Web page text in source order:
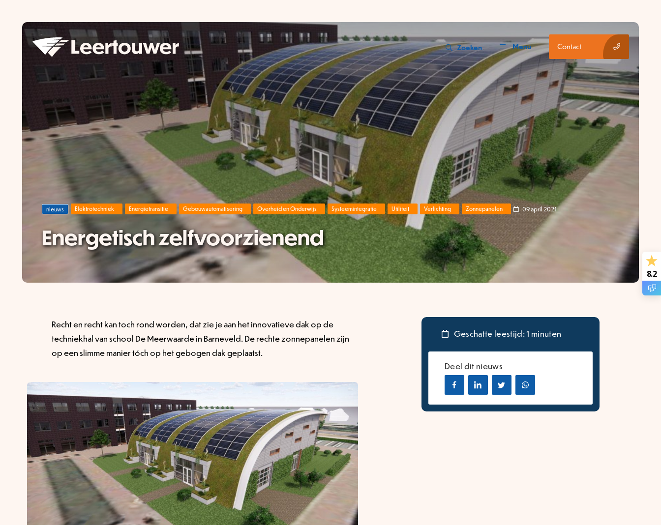
Zoeken Menu Contact
Energetisch zelfvoorzienend
nieuws Elektrotechniek Energietransitie Gebouwautomatisering Overheid en Onderwijs Systeemintegratie Utiliteit Verlichting Zonnepanelen 09 april 2021
Recht en recht kan toch rond worden, dat zie je aan het innovatieve dak op de
techniekhal van school De Meerwaarde in Barneveld. De rechte zonnepanelen zijn
op een slimme manier tóch op het gebogen dak geplaatst.
Geschatte leestijd: 1 minuten
Deel dit nieuws
8.2